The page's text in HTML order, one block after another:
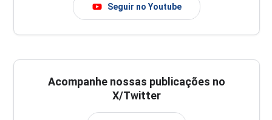
Seguir no Youtube
Acompanhe nossas publicações no
X/Twitter